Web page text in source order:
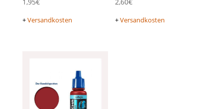
+Versandkosten +Versandkosten